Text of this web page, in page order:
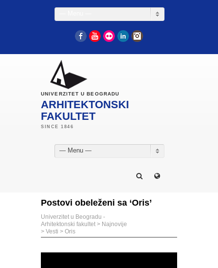
FacebookYouTube
Flickr LinkedIn
UNIVERZITET U BEOGRADU
ARHITEKTONSKI
FAKULTET
— Menu —
Postovi obeleženi sa ‘Oris’
Univerzitet u Beogradu -
Arhitektonski fakultet > Najnovije
> Vesti > Oris